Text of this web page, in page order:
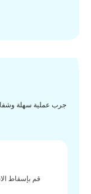
جرب عملية سهلة
قم بإسقاط